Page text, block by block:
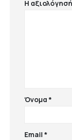
Η
Όνομα*
Email*